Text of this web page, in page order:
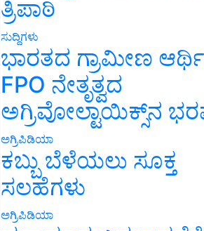
ತ್ರಿಪಾಠಿ
ಸುದ್ದಿಗಳು
ಭಾರತದ ಗ್ರಾಮೀಣ
FPO ನೇತೃತ್ವದ
ಅಗ್ರಿವೋಲ್ಟಾಯಿಕ್ಸ್‌ನ
ಅಗ್ರಿಪಿಡಿಯಾ
ಕಬ್ಬು ಬೆಳೆಯಲು ಸೂಕ್ತ
ಸಲಹೆಗಳು
ಅಗ್ರಿಪಿಡಿಯಾ